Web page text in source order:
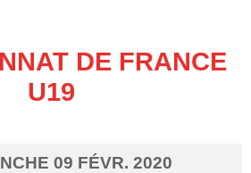
DE FRANCE
U19
09 FÉVR. 2020